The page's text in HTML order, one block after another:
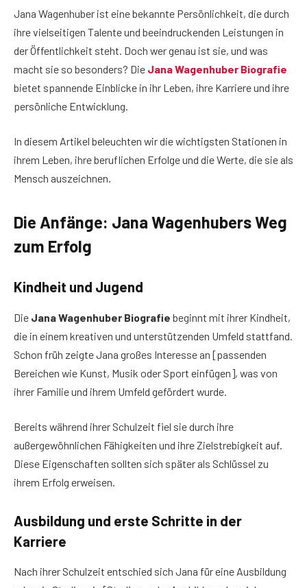
Jana Wagenhuber ist eine bekannte Persönlichkeit, die durch
ihre vielseitigen Talente und beeindruckenden Leistungen in
der Öffentlichkeit steht. Doch wer genau ist sie, und was
macht sie so besonders? Die Jana Wagenhuber Biografie
bietet spannende Einblicke in ihr Leben, ihre Karriere und ihre
persönliche Entwicklung.
In diesem Artikel beleuchten wir die wichtigsten Stationen in
ihrem Leben, ihre beruflichen Erfolge und die Werte, die sie als
Mensch auszeichnen.
Die Anfänge: Jana Wagenhubers Weg
zum Erfolg
Kindheit und Jugend
Die Jana Wagenhuber Biografie beginnt mit ihrer Kindheit,
die in einem kreativen und unterstützenden Umfeld stattfand.
Schon früh zeigte Jana großes Interesse an [passenden
Bereichen wie Kunst, Musik oder Sport einfügen], was von
ihrer Familie und ihrem Umfeld gefördert wurde.
Bereits während ihrer Schulzeit fiel sie durch ihre
außergewöhnlichen Fähigkeiten und ihre Zielstrebigkeit auf.
Diese Eigenschaften sollten sich später als Schlüssel zu
ihrem Erfolg erweisen.
Ausbildung und erste Schritte in der
Karriere
Nach ihrer Schulzeit entschied sich Jana für eine Ausbildung